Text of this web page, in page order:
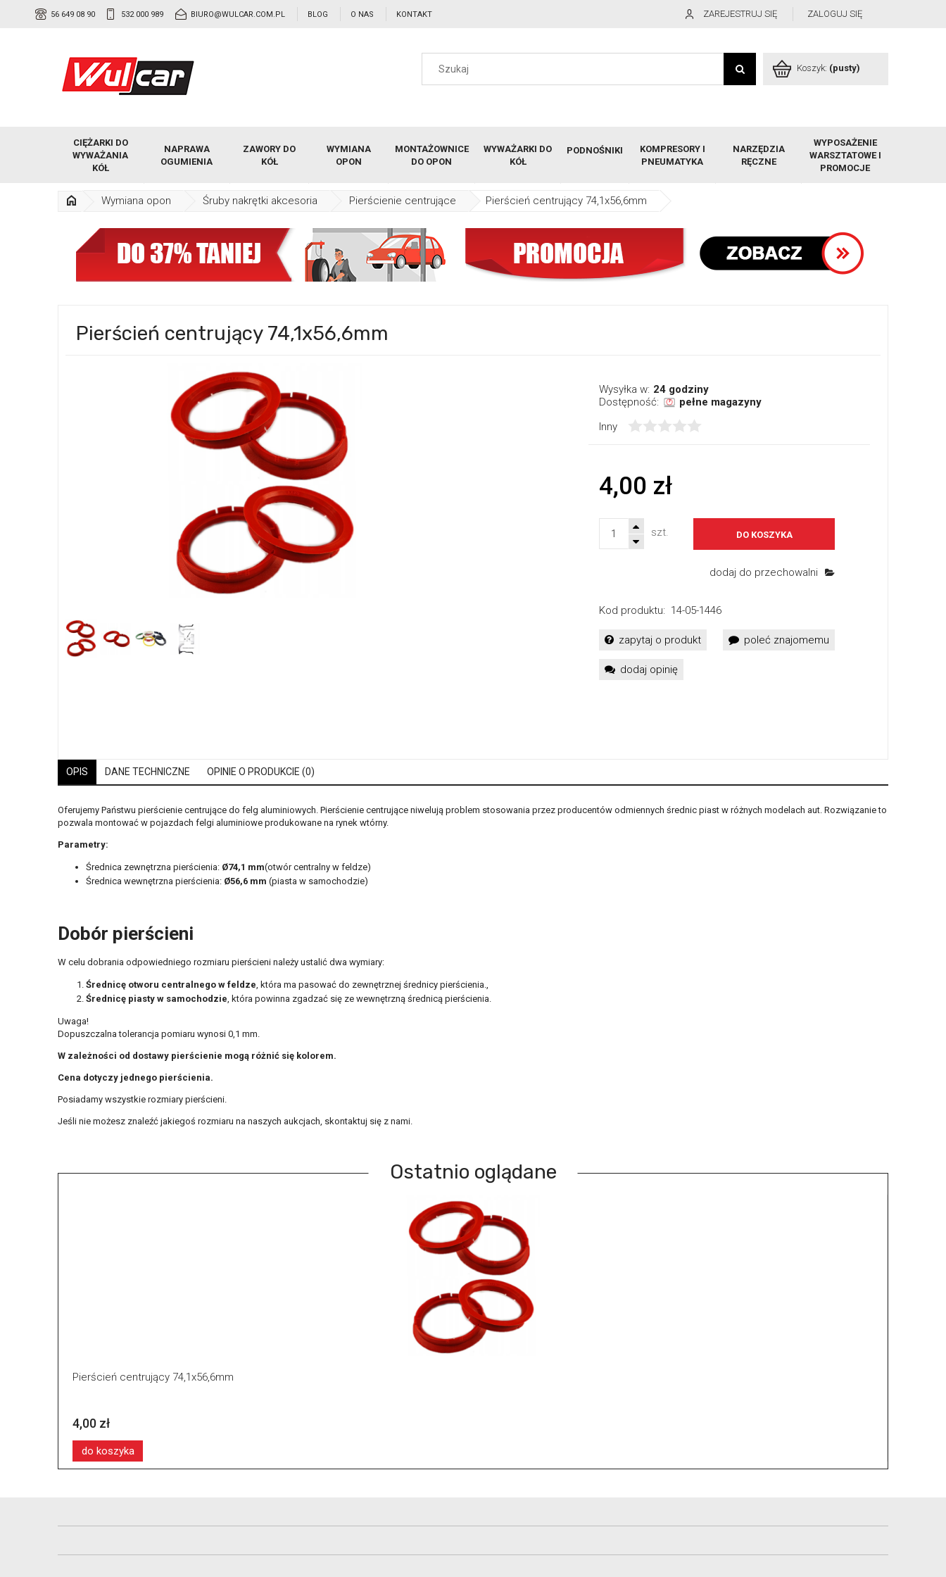
56 649 08 90 532 000 989 BIURO@WULCAR.COM.PL BLOG O NAS KONTAKT ZAREJESTRUJ SIĘ ZALOGUJ SIĘ
Koszyk: (pusty)
CIĘŻARKI DO
WYWAŻANIA
KÓŁ
NAPRAWA
OGUMIENIA
ZAWORY DO
KÓŁ
WYMIANA
OPON
MONTAŻOWNICE
DO OPON
WYWAŻARKI DO
KÓŁ
PODNOŚNIKI
KOMPRESORY I
PNEUMATYKA
NARZĘDZIA
RĘCZNE
WYPOSAŻENIE
WARSZTATOWE I
PROMOCJE
Wymiana opon Śruby nakrętki akcesoria Pierścienie centrujące Pierścień centrujący 74,1x56,6mm
Pierścień centrujący 74,1x56,6mm
Wysyłka w: 24 godziny
Dostępność:
pełne magazyny
Inny
4,00 zł
szt. DO KOSZYKA
dodaj do przechowalni
Kod produktu: 14-05-1446
zapytaj o produkt poleć znajomemu
dodaj opinię
OPIS DANE TECHNICZNE OPINIE O PRODUKCIE (0)
Oferujemy Państwu pierścienie centrujące do felg aluminiowych. Pierścienie centrujące niwelują problem stosowania przez producentów odmiennych średnic piast w różnych modelach aut. Rozwiązanie to
pozwala montować w pojazdach felgi aluminiowe produkowane na rynek wtórny.
Parametry:
Średnica zewnętrzna pierścienia: Ø74,1 mm(otwór centralny w feldze)
Średnica wewnętrzna pierścienia: Ø56,6 mm (piasta w samochodzie)
Dobór pierścieni
W celu dobrania odpowiedniego rozmiaru pierścieni należy ustalić dwa wymiary:
Średnicę otworu centralnego w feldze , która ma pasować do zewnętrznej średnicy pierścienia.,
Średnicę piasty w samochodzie , która powinna zgadzać się ze wewnętrzną średnicą pierścienia.
Uwaga!
Dopuszczalna tolerancja pomiaru wynosi 0,1 mm.
W zależności od dostawy pierścienie mogą różnić się kolorem.
Cena dotyczy jednego pierścienia.
Posiadamy wszystkie rozmiary pierścieni.
Jeśli nie możesz znaleźć jakiegoś rozmiaru na naszych aukcjach, skontaktuj się z nami.
Ostatnio oglądane
Pierścień centrujący 74,1x56,6mm
4,00 zł
do koszyka